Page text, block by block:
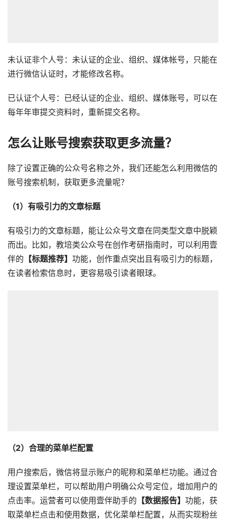
未认证非个人号：未认证的企业、组织、媒体帐号，只能在
进行微信认证时，才能修改名称。
已认证个人号：已经认证的企业、组织、媒体账号，可以在
每年年审提交资料时，重新提交名称。
怎么让账号搜索获取更多流量？
除了设置正确的公众号名称之外，我们还能怎么利用微信的
账号搜索机制，获取更多流量呢？
（1）有吸引力的文章标题
有吸引力的文章标题，能让公众号文章在同类型文章中脱颖
而出。比如，教培类公众号在创作考研指南时，可以利用壹
伴的 【标题推荐】 功能，创作重点突出且有吸引力的标题，
在读者检索信息时，更容易吸引读者眼球。
（2）合理的菜单栏配置
用户搜索后，微信将显示账户的昵称和菜单栏功能。通过合
理设置菜单栏，可以帮助用户明确公众号定位，增加用户的
点击率。运营者可以使用壹伴助手的 【数据报告】 功能，获
取菜单栏点击和使用数据，优化菜单栏配置，从而实现粉丝